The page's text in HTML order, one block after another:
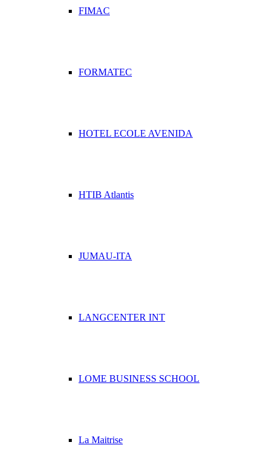
FIMAC
FORMATEC
HOTEL ECOLE AVENIDA
HTIB Atlantis
JUMAU-ITA
LANGCENTER INT
LOME BUSINESS SCHOOL
La Maitrise